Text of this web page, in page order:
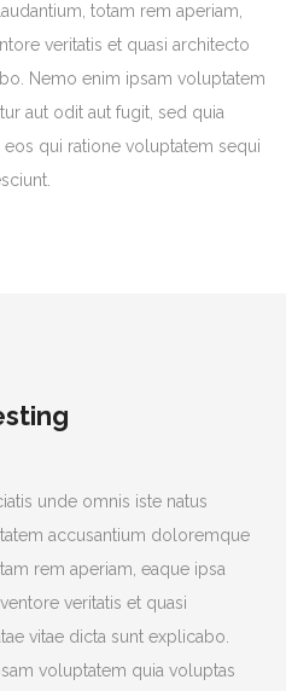
totam rem aperiam,
veritatis et quasi architecto
Nemo enim ipsam voluptatem
aut odit aut fugit, sed quia
qui ratione voluptatem sequi
unde omnis iste natus
accusantium doloremque
rem aperiam, eaque ipsa
veritatis et quasi
vitae dicta sunt explicabo.
voluptatem quia voluptas